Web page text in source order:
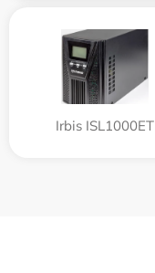
Irbis ISL1000ET